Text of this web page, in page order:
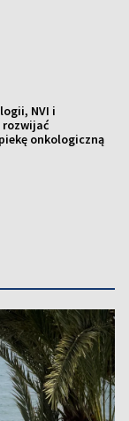
NVI i
onkologiczną